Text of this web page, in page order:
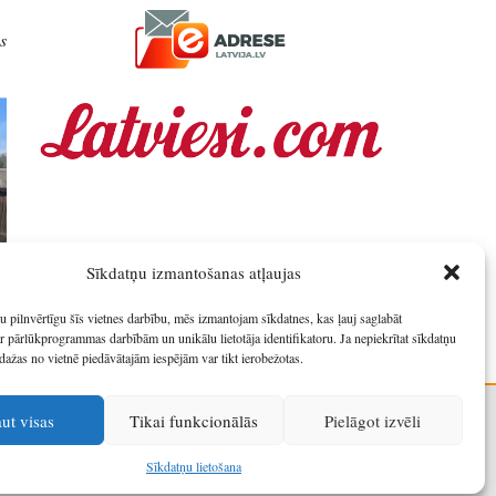
Sīkdatņu izmantošanas atļaujas
pilnvērtīgu šīs vietnes darbību, mēs izmantojam sīkdatnes, kas ļauj saglabāt
pārlūkprogrammas darbībām un unikālu lietotāja identifikatoru. Ja nepiekrītat sīkdatņu
no vietnē piedāvātajām iespējām var tikt ierobežotas.
visas Tikai funkcionālās Pielāgot izvēli
Sīkdatņu lietošana